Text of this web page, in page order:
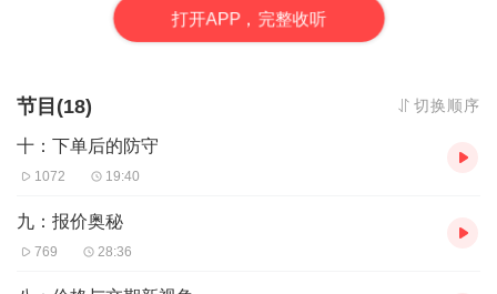
战，拒绝空谈。希望每一位外贸人都将自己的疑惑付诸实战。
打开APP，完整收听
节目(18) 切换顺序
十：下单后的防守
1072 19:40
九：报价奥秘
769 28:36